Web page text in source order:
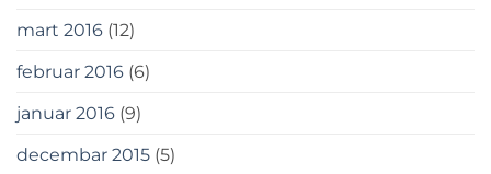
mart 2016 (12)
februar 2016 (6)
januar 2016 (9)
decembar 2015 (5)